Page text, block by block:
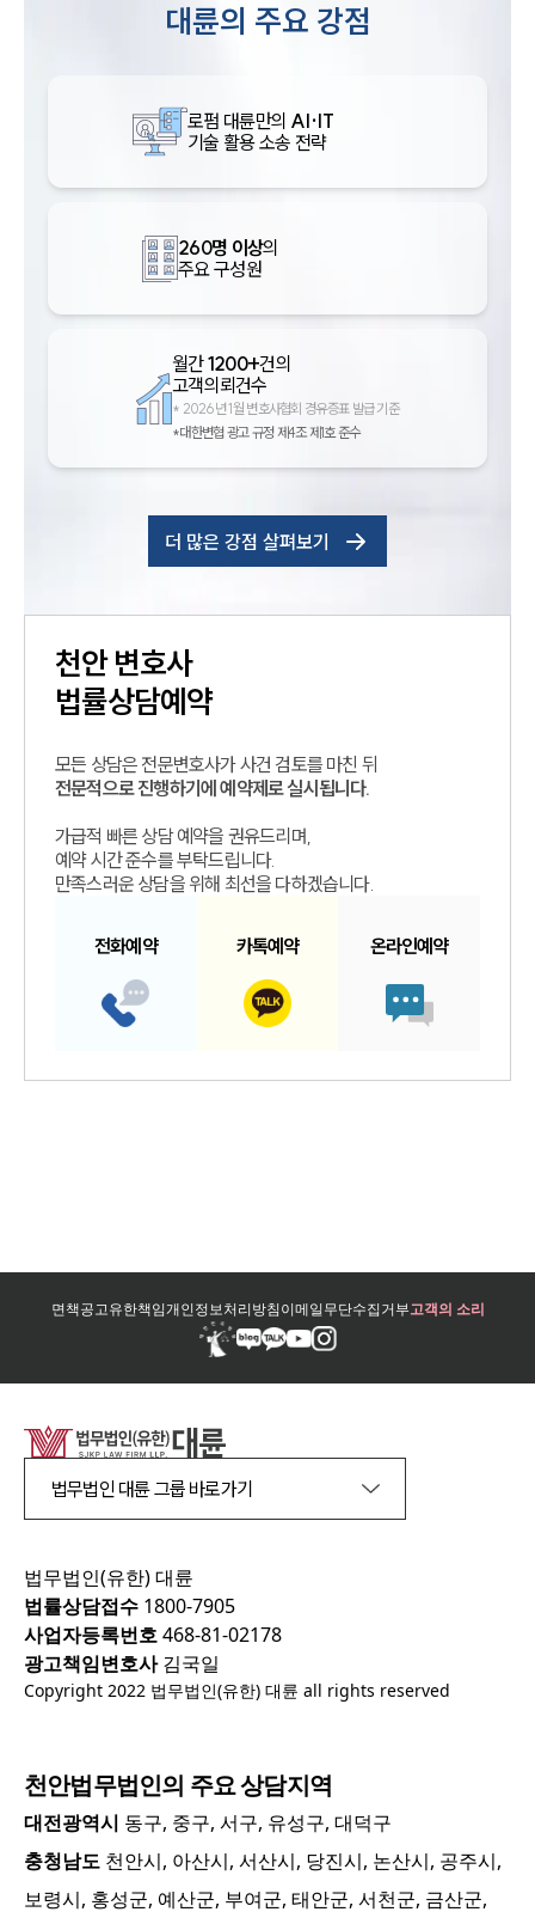
대륜의 주요 강점
로펌 대륜만의 AI·IT
기술 활용 소송 전략
260명 이상의
주요 구성원
월간1200+건의
고객의뢰건수
* 2026년 1월 변호사협회 경유증표 발급 기준
*대한변협 광고 규정 제4조 제1호 준수
더 많은 강점 살펴보기
천안변호사
법률상담예약
모든 상담은 전문변호사가 사건 검토를 마친 뒤
전문적으로 진행하기에 예약제로 실시됩니다.
가급적 빠른 상담 예약을 권유드리며,
예약 시간 준수를 부탁드립니다.
만족스러운 상담을 위해 최선을 다하겠습니다.
전화예약 카톡예약 온라인예약
면책공고유한책임개인정보처리방침이메일무단수집거부고객의 소리
법무법인 대륜 그룹 바로가기
법무법인(유한) 대륜
법률상담접수 1800-7905
사업자등록번호468-81-02178
광고책임변호사김국일
Copyright 2022 법무법인(유한) 대륜 all rights reserved
천안법무법인의 주요 상담지역
대전광역시 동구, 중구, 서구, 유성구, 대덕구
충청남도 천안시, 아산시, 서산시, 당진시, 논산시, 공주시,
보령시, 홍성군, 예산군, 부여군, 태안군, 서천군, 금산군,